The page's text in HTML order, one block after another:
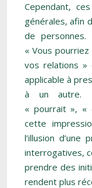
Cependant,
générales, afin
de personnes.
« Vous
vos relations »
applicable à
à un autre.
« pourrait », «
cette
l’illusion d’une
interrogatives,
prendre des
rendent plus